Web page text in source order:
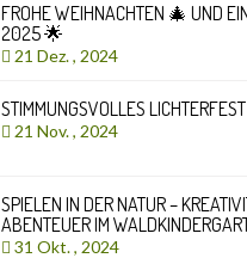
FROHE WEIHNACHTEN 🎄 UND
2025 🌟
21 Dez. , 2024
STIMMUNGSVOLLES LICHTERFEST
21 Nov. , 2024
SPIELEN IN DER NATUR –
ABENTEUER IM
31 Okt. , 2024